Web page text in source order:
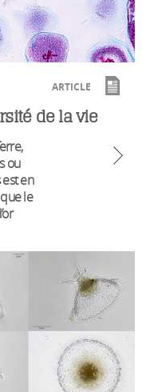
ARTICLE
de la vie
ou
en
le